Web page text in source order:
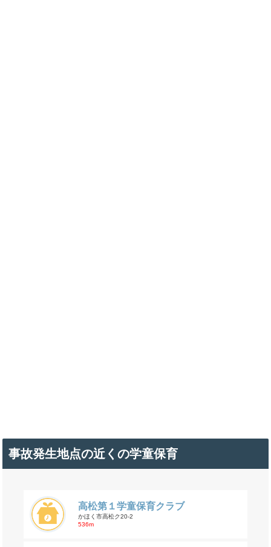
事故発生地点の近くの学童保育
高松第１学童保育クラブ
かほく市高松ク20-2
536m